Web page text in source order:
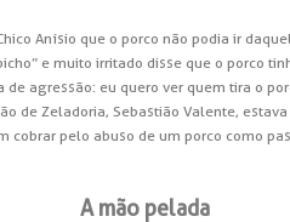
Anísio que o porco não podia ir
e muito irritado disse que o porco
agressão: eu quero ver quem tira o
de Zeladoria, Sebastião Valente,
pelo abuso de um porco como
A mão pelada